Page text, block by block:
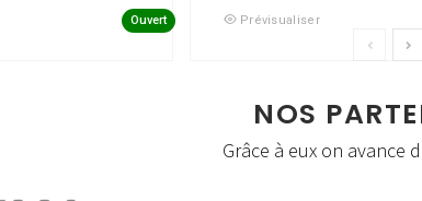
Ouvert Prévisualiser
NOS
Grâce à eux on avance